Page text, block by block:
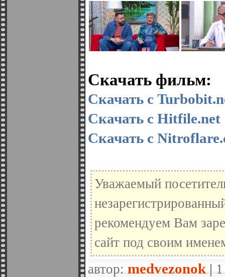
Скачать фильм:
Скачать с
Скачать с Hitfile.net
Скачать с
Уважаемый
рекомендуем Вам
сайт под своим
автор: medvezonok |